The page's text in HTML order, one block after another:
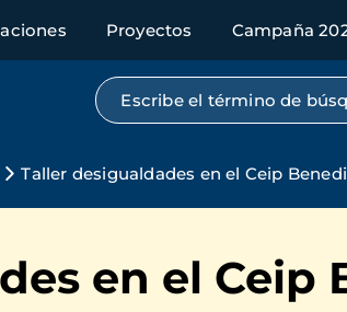
Proyectos Campaña
Búsqueda por texto
Taller desigualdades en el Ceip
en el Ceip